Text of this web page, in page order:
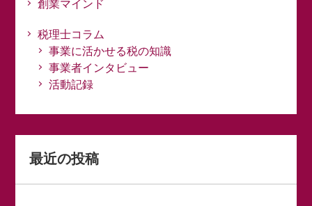
創業マインド
税理士コラム
事業に活かせる税の知識
事業者インタビュー
活動記録
最近の投稿